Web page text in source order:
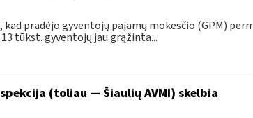
pradėjo gyventojų pajamų mokesčio (GPM)
tūkst. gyventojų jau grąžinta...
(toliau — Šiaulių AVMI) skelbia